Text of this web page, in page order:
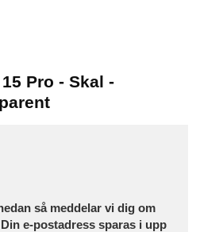
Pro - Skal -
så meddelar vi dig om
e-postadress sparas i upp